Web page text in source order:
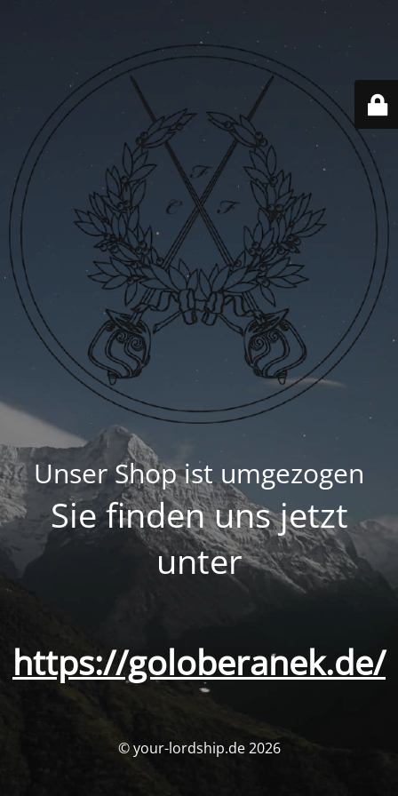
Unser Shop ist umgezogen
Sie finden uns jetzt
unter
https://goloberanek.de/
© your-lordship.de 2026